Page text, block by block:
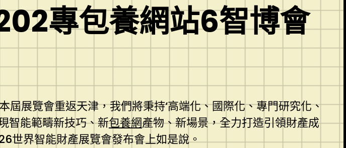
專包養網站6智博會
屆展覽會重返天津，我們將秉持‘高端化、國際化、專門研究化、
智能範疇新技巧、新包養網產物、新場景，全力打造引領財產成
世界智能財產展覽會發布會上如是說。